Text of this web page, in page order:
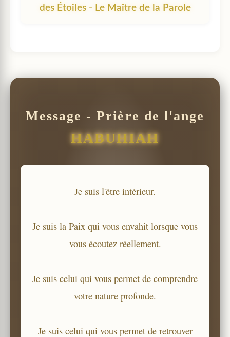
des Étoiles - Le Maître de la Parole
Message - Prière de l'ange
HABUHIAH
Je suis l'être intérieur.
Je suis la Paix qui vous envahit lorsque vous
vous écoutez réellement.
Je suis celui qui vous permet de comprendre
votre nature profonde.
Je suis celui qui vous permet de retrouver